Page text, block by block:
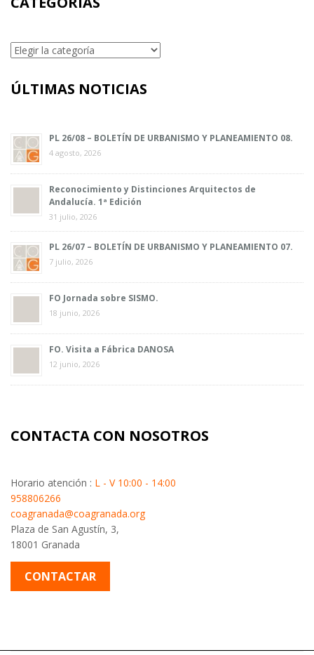
Categorías
ÚLTIMAS NOTICIAS
PL 26/08 – BOLETÍN DE URBANISMO Y PLANEAMIENTO 08.
4 agosto, 2026
Reconocimiento y Distinciones Arquitectos de
Andalucía. 1ª Edición
31 julio, 2026
PL 26/07 – BOLETÍN DE URBANISMO Y PLANEAMIENTO 07.
7 julio, 2026
FO Jornada sobre SISMO.
18 junio, 2026
FO. Visita a Fábrica DANOSA
12 junio, 2026
CONTACTA CON NOSOTROS
Horario atención : L - V 10:00 - 14:00
958806266
coagranada@coagranada.org
Plaza de San Agustín, 3,
18001 Granada
CONTACTAR